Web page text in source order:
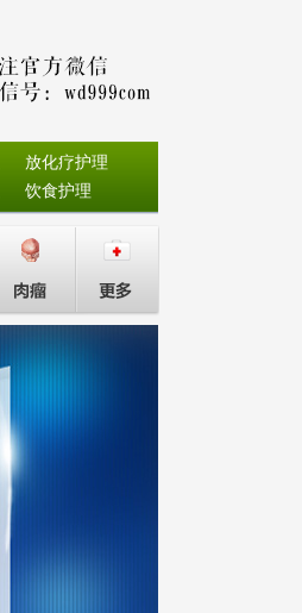
放化疗护理
饮食护理